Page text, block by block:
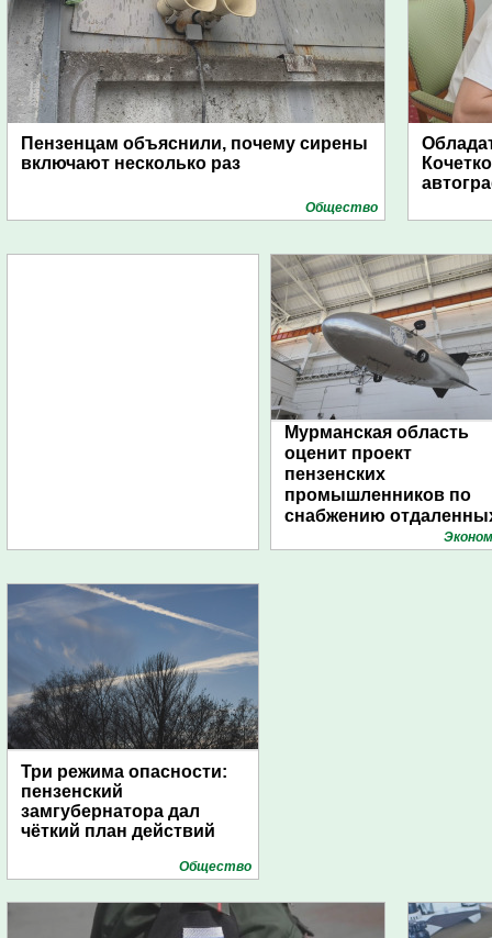
Пензенцам объяснили, почему сирены
включают несколько раз
Общество
Мурманская область
оценит проект
пензенских
промышленников по
снабжению
поселений с помощью
Три режима опасности:
пензенский
замгубернатора дал
чёткий план действий
Общество